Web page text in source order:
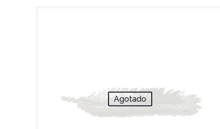
Agotado